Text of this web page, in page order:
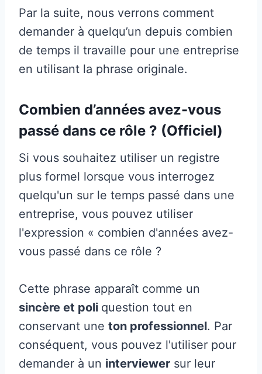
Par la suite, nous verrons comment
demander à quelqu’un depuis combien
de temps il travaille pour une entreprise
en utilisant la phrase originale.
Combien d’années avez-vous
passé dans ce rôle ? (Officiel)
Si vous souhaitez utiliser un registre
plus formel lorsque vous interrogez
quelqu'un sur le temps passé dans une
entreprise, vous pouvez utiliser
l'expression « combien d'années avez-
vous passé dans ce rôle ?
Cette phrase apparaît comme un
sincère et poli question tout en
conservant une ton professionnel. Par
conséquent, vous pouvez l'utiliser pour
demander à un interviewer sur leur